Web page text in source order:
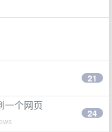
21
一个网页
24